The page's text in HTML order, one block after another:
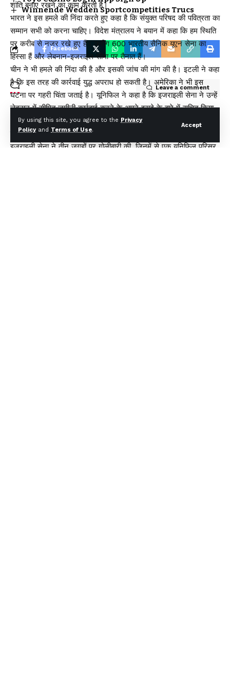
By using this site, you agree to the Privacy
Policyand Terms of Use.
Accept
Winnende Wedden Sportcompetities Trucs
Facebook
Leave a comment
शांति बनाए रखने का काम करती है।
भारत ने इस हमले की निंदा करते हुए कहा है कि संयुक्त परिषद की पवित्रता का
सम्मान सभी को करना चाहिए। विदेश मंत्रालय ने बयान में कहा कि हम स्थिति
पर करीब से नजर रखे हुए हैं। करीग 600 भारतीय सैनिक यूएन सेना का
हिस्सा हैं और लेबनान-इजराइल सीमा पर तैनात हैं।
चीन ने भी हमले की निंदा की है और इसकी जांच की मांग की है। इटली ने कहा
है कि इस तरह की कार्रवाई युद्ध अपराध हो सकती है। अमेरिका ने भी इस
घटना पर गहरी चिंता जताई है। यूनिफिल ने कहा है कि इजराइली सेना ने उन्हें
लेबनान में सीमित जमीनी कार्रवाई करने के अपने इरादे के बारे में सूचित किया
था। यूनिफिल ने सभी पक्षों से तनाव कम करने का आग्रह किया है।यह घटना
इजराइल और लेबनान स्थित हिज्बुल्लाह के बीच चल रहे संषर्घ के बीच हुई है।
इजराइली सेना ने तीन जगहों पर गोलीबारी की, जिनमें से एक यूनिफिल परिसर